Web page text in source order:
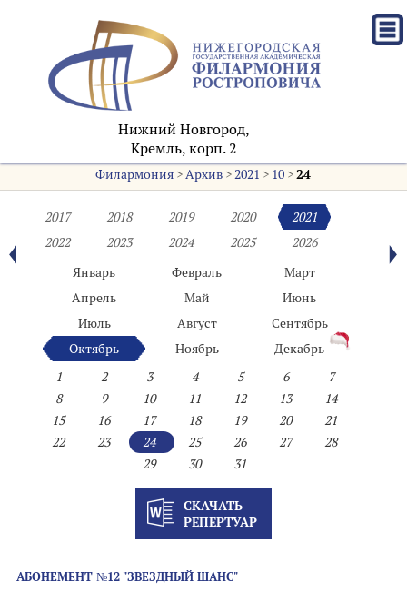
Нижний Новгород,
Кремль, корп. 2
Филармония >Архив >2021 > 10 >24
2017 2018 2019 2020
2021
2022
2023 2024 2025
2026
Январь
Февраль
Март
Апрель
Май
Июнь
Июль
Август
Сентябрь
Октябрь
Ноябрь
Декабрь
1
2 3 4 5 6
7
8
9 10 11 12 13
14
15
16 17 18 19 20
21
22
23 24 25 26 27
28
29
30 31
СКАЧАТЬ
РЕПЕРТУАР
АБОНЕМЕНТ №12 "ЗВЕЗДНЫЙ ШАНС"